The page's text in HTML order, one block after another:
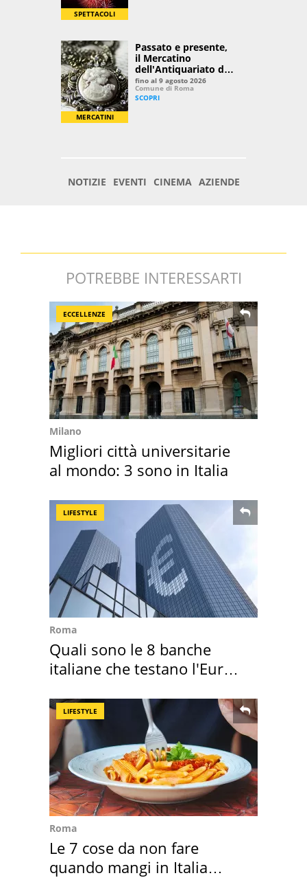
POTREBBE INTERESSARTI
ECCELLENZE
Milano
Migliori città universitarie
al mondo: 3 sono in Italia
LIFESTYLE
Roma
Quali sono le 8 banche
italiane che testano l'Euro
LIFESTYLE
Roma
Le 7 cose da non fare
quando mangi in Italia